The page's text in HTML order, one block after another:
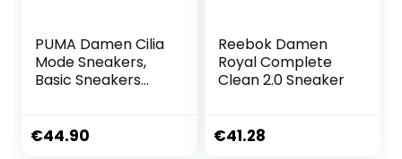
PUMA Damen Cilia
Mode Sneakers,
Basic Sneakers
€44.90
Reebok Damen
Royal Complete
Clean 2.0 Sneaker
€41.28